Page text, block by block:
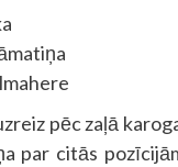
pēc zaļā
par citās